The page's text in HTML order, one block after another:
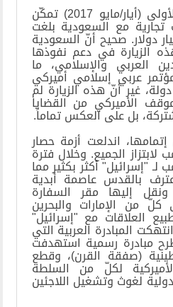
ففي زيارته الخليجية الأولى (أيار/مايو 2017) تمكّن
مع السعودية بلغت
أكثر من 400 مليار دولار. صحيح أنّ السعودية
الزيارة في دعم نفوذها
العربي والإسلامي، ما
عربي إسلامي أميركي
شارك فيه أكثر من 50 دولة، غير أنّ هذه الزيارة لم
الأميركي من القضايا
بل على العكس تماماً.
اندلعت أزمة حصار
الجميع. وخلال فترة
لـ "إسرائيل" أكثر بكثير مما
بالقدس عاصمة أبدية
إليها مقر السفارة
من الإمارات والبحرين
العلاقات مع "إسرائيل"
المبادرة العربية التي
مبادرة رسمية استهدفت
(صفقة القرن)، وقطع
لكلّ من السلطة
لغوث وتشغيل اللاجئين